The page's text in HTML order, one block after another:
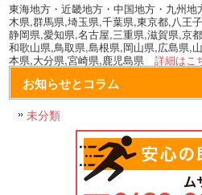
東海地方・近畿地方・中国地方・九州
木県,群馬県,埼玉県,千葉県,東京都,八王
静岡県,愛知県,名古屋,三重県,滋賀県,京
和歌山県,鳥取県,島根県,岡山県,広島県,
本県,大分県,宮崎県,鹿児島県詳細はこ
お知らせとコラム
未分類